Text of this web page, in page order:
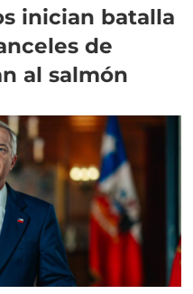
inician batalla
de
al salmón